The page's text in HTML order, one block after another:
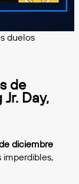
duelos
de
Day,
diciembre
imperdibles,